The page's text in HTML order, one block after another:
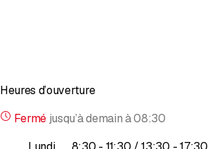
Heures d’ouverture
Ferméjusqu’àdemain à 08:30